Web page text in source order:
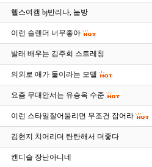
헬스여캠 bj반리나, 눕방
이런 슬렌더 너무좋아
발래 배우는 김주희 스트레칭
의외로 애가 둘이라는 모델
요즘 무대안서는 유승옥 수준
이런 스타일잘어울리면 무조건 잡어라
김현지 치어리더 탄탄해서 더좋다
캔디슬 장난아니네